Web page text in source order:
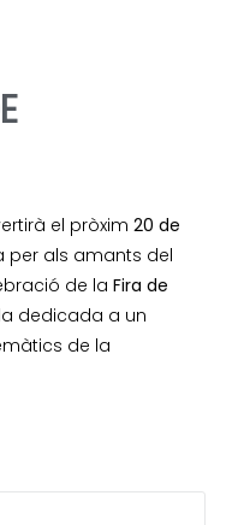
el pròxim20 de
per als amants del
de laFira de
dedicada a un
de la